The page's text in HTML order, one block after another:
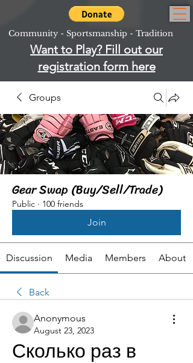
Community - Sportsmanship - Tradition
Want to Play? Fill out our
registration form here
Groups
Gear Swap (Buy/Sell/Trade)
Public · 100 friends
Join
Discussion Media Members About
Back
Anonymous
August 23, 2023
Сколько раз в